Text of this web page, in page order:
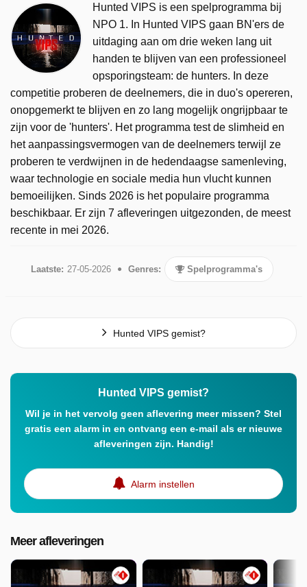
Hunted VIPS is een spelprogramma bij
NPO 1. In Hunted VIPS gaan BN'ers de
uitdaging aan om drie weken lang uit
handen te blijven van een professioneel
opsporingsteam: de hunters. In deze
competitie proberen de deelnemers, die in duo's opereren,
onopgemerkt te blijven en zo lang mogelijk ongrijpbaar te
zijn voor de 'hunters'. Het programma test de slimheid en
het aanpassingsvermogen van de deelnemers terwijl ze
proberen te verdwijnen in de hedendaagse samenleving,
waar technologie en sociale media hun vlucht kunnen
bemoeilijken. Sinds 2026 is het populaire programma
beschikbaar. Er zijn 7 afleveringen uitgezonden, de meest
recente in mei 2026.
Laatste: 27-05-2026 Genres: Spelprogramma's
Hunted VIPS gemist?
Hunted VIPS gemist?
Wil je in het vervolg geen aflevering meer missen? Stel
gratis een alarm in en ontvang een e-mail als er nieuwe
afleveringen zijn. Handig!
Alarm instellen
Meer afleveringen